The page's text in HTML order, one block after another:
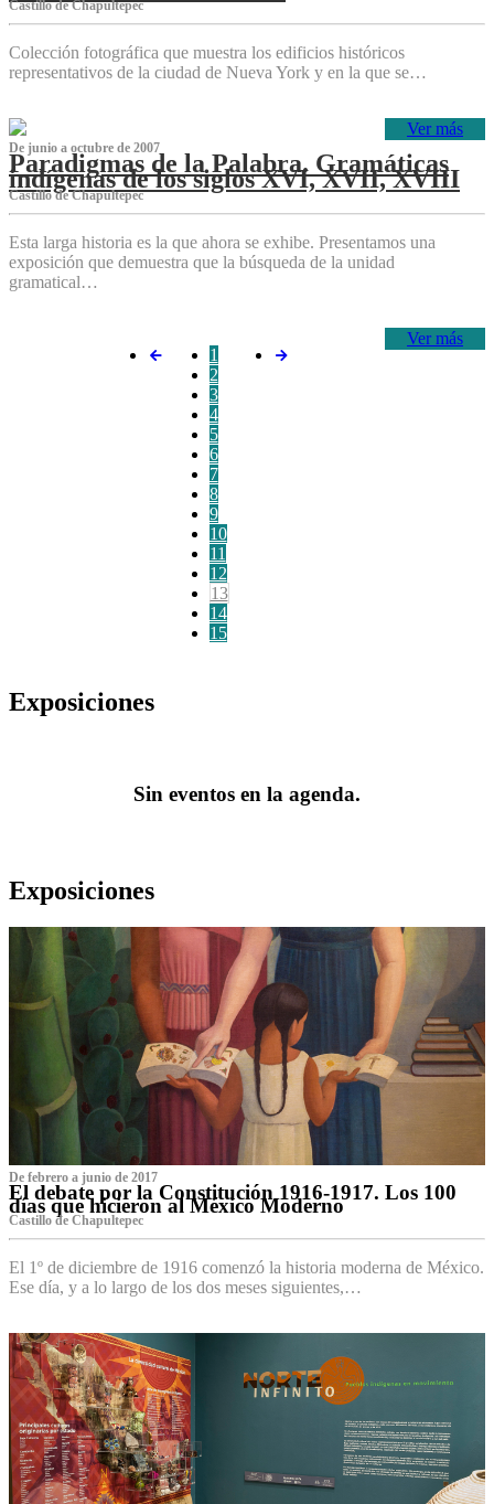
Castillo de Chapultepec
Colección fotográfica que muestra los edificios históricos
representativos de la ciudad de Nueva York y en la que se…
Ver más
De junio a octubre de 2007
Paradigmas de la Palabra. Gramáticas
indígenas de los siglos XVI, XVII, XVIII
Castillo de Chapultepec
Esta larga historia es la que ahora se exhibe. Presentamos una
exposición que demuestra que la búsqueda de la unidad
gramatical…
Ver más
1
2
3
4
5
6
7
8
9
10
11
12
13
14
15
Exposiciones
Sin eventos en la agenda.
Exposiciones
De febrero a junio de 2017
El debate por la Constitución 1916-1917. Los 100
días que hicieron al México Moderno
Castillo de Chapultepec
El 1º de diciembre de 1916 comenzó la historia moderna de México.
Ese día, y a lo largo de los dos meses siguientes,…